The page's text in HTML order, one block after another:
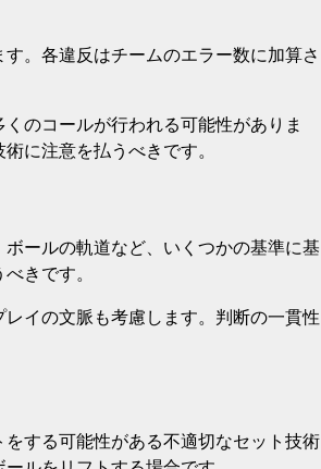
。各違反はチームのエラー数に加算さ
のコールが行われる可能性がありま
に注意を払うべきです。
ールの軌道など、いくつかの基準に基
きです。
イの文脈も考慮します。判断の一貫性
する可能性がある不適切なセット技術